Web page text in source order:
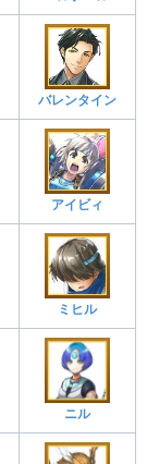
バレンタイン
アイビィ
ミヒル
ニル